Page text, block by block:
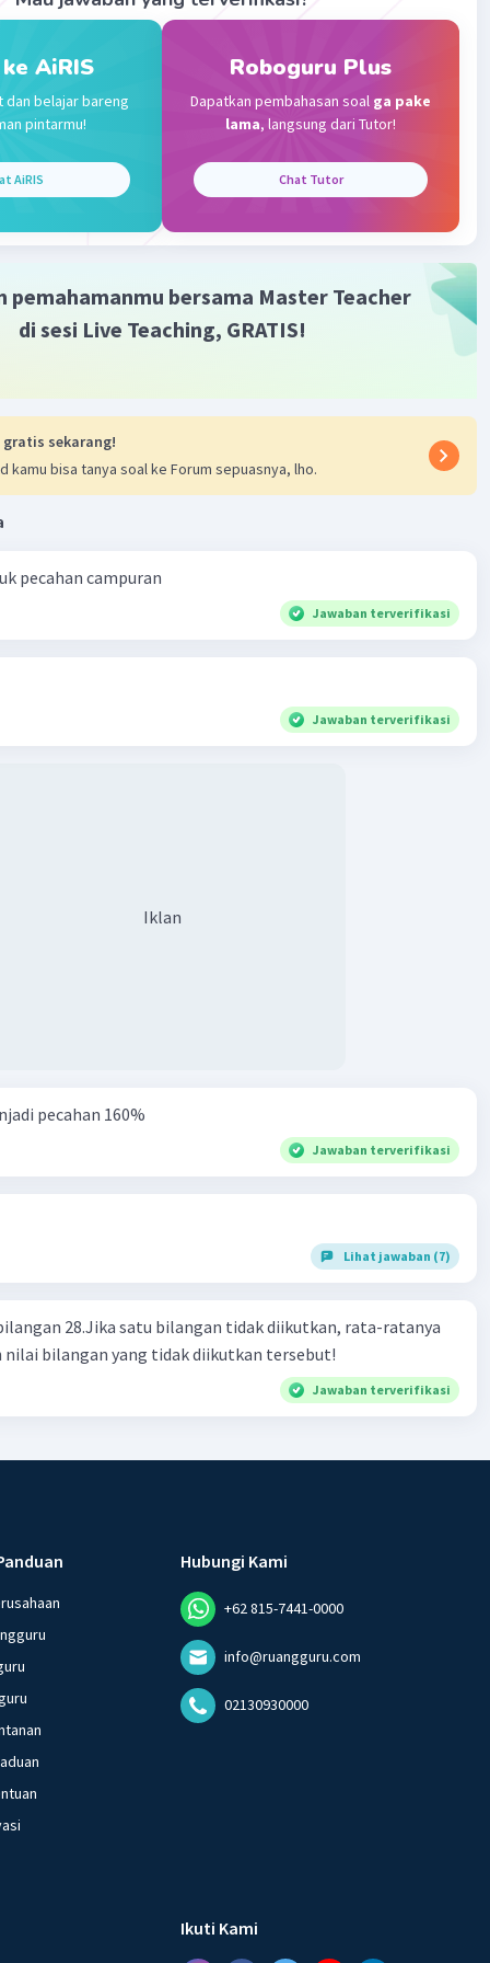
AiRIS
dan belajar bareng
pintarmu!
AiRIS
Roboguru Plus
Dapatkan pembahasan soal ga pake
lama, langsung dari Tutor!
Chat Tutor
pemahamanmu bersama Master Teacher
di sesi Live Teaching, GRATIS!
gratis sekarang!
kamu bisa tanya soal ke Forum sepuasnya, lho.
pecahan campuran
Jawaban terverifikasi
Jawaban terverifikasi
Iklan
pecahan 160%
Jawaban terverifikasi
Lihat jawaban (7)
28.Jika satu bilangan tidak diikutkan, rata-ratanya
nilai bilangan yang tidak diikutkan tersebut!
Jawaban terverifikasi
Hubungi Kami
+62 815-7441-0000
info@ruangguru.com
02130930000
Ikuti Kami